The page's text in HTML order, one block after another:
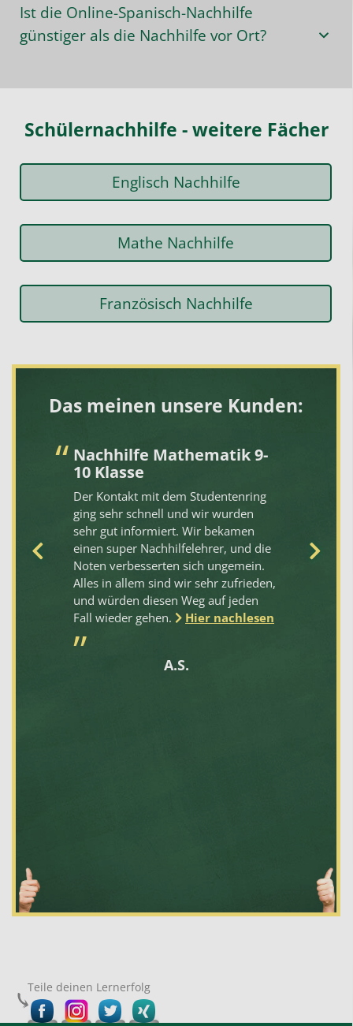
Ist die Online-Spanisch-Nachhilfe
günstiger als die Nachhilfe vor Ort?
Schülernachhilfe - weitere Fächer
Englisch Nachhilfe
Mathe Nachhilfe
Französisch Nachhilfe
Das meinen unsere Kunden:
Nachhilfe Mathematik 9-
10 Klasse
Der Kontakt mit dem Studentenring
ging sehr schnell und wir wurden
sehr gut informiert. Wir bekamen
einen super Nachhilfelehrer, und die
Noten verbesserten sich ungemein.
Alles in allem sind wir sehr zufrieden,
und würden diesen Weg auf jeden
Fall wieder gehen.
Hier nachlesen
A.S.
Teile deinen Lernerfolg